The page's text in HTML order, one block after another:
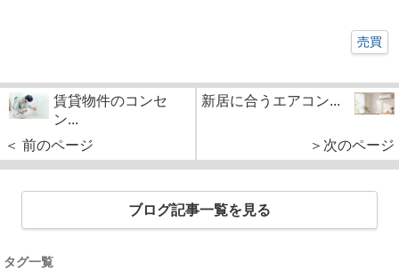
売買
賃貸物件のコンセ
ン...
＜ 前のページ
新居に合うエアコン...
＞次のページ
ブログ記事一覧を見る
タグ一覧